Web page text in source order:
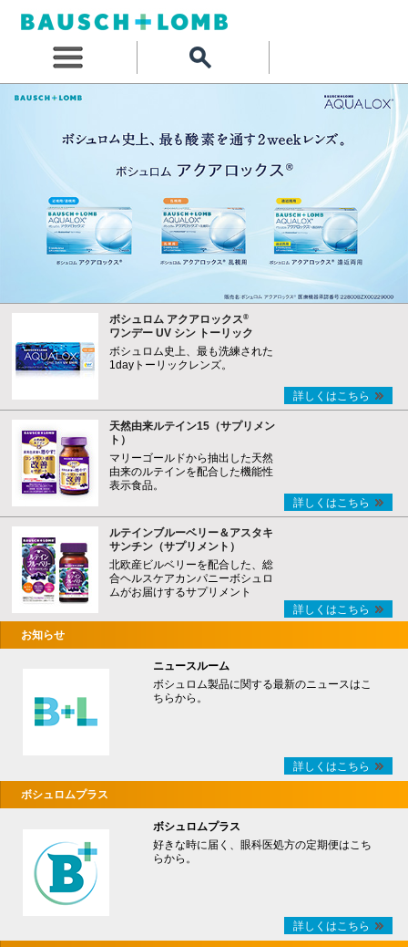
ボシュロム アクアロックス®
ワンデー UV シン トーリック
ボシュロム史上、最も洗練された
1dayトーリックレンズ。
詳しくはこちら
天然由来ルテイン15（サプリメン
ト）
マリーゴールドから抽出した天然
由来のルテインを配合した機能性
表示食品。
詳しくはこちら
ルテインブルーベリー＆アスタキ
サンチン（サプリメント）
北欧産ビルベリーを配合した、総
合ヘルスケアカンパニーボシュロ
ムがお届けするサプリメント
詳しくはこちら
お知らせ
ニュースルーム
ボシュロム製品に関する最新のニュースはこ
ちらから。
詳しくはこちら
ボシュロムプラス
ボシュロムプラス
好きな時に届く、眼科医処方の定期便はこち
らから。
詳しくはこちら